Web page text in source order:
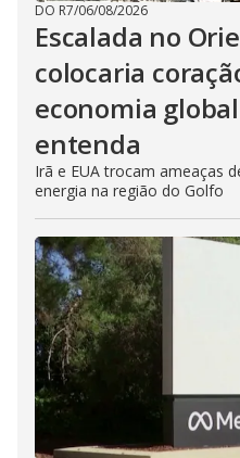
DO R7/06/08/2026
Escalada no
colocaria
economia
entenda
Irã e EUA trocam ameaças
energia na região do Golfo